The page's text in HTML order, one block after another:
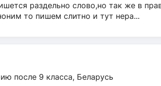
раздельно слово,но так же в
то пишем слитно и тут нера...
после 9 класса, Беларусь